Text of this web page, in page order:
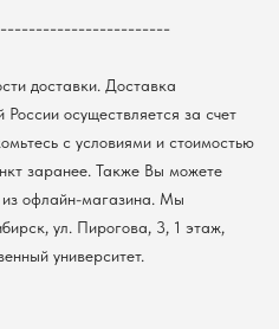
доставки. Доставка
осуществляется за счет
с условиями и стоимостью
заранее. Также Вы можете
из офлайн-магазина. Мы
ул. Пирогова, 3, 1 этаж,
университет.
Доставка
Контакты